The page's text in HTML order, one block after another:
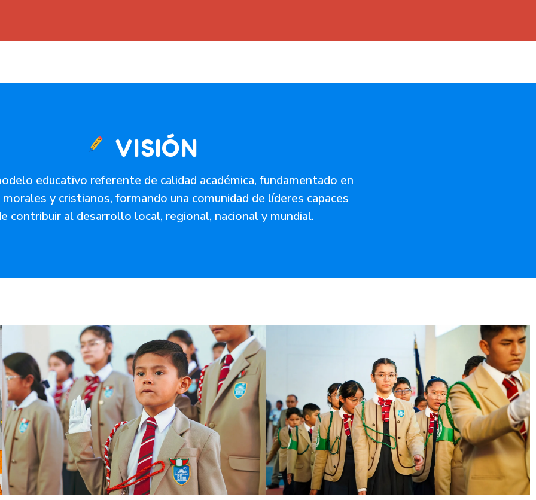
VISIÓN
educativo referente de calidad académica, fundamentado en
y cristianos, formando una comunidad de líderes capaces
contribuir al desarrollo local, regional, nacional y mundial.